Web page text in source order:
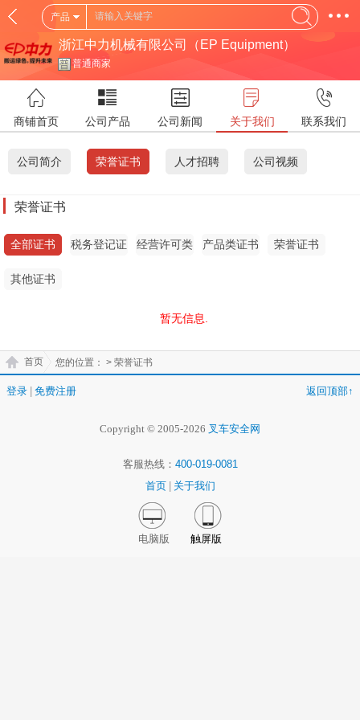
产品
浙江中力机械有限公司（EP Equipment）
普通商家
商铺首页 公司产品 公司新闻 关于我们 联系我们
公司简介 荣誉证书 人才招聘 公司视频
荣誉证书
全部证书 税务登记证
经营许可类
产品类证书 荣誉证书
其他证书
暂无信息.
您的位置：
首页 > 荣誉证书
登录 免费注册 返回顶部↑
Copyright © 2005-2026 叉车安全网
客服热线： 400-019-0081
首页
关于我们
电脑版 触屏版